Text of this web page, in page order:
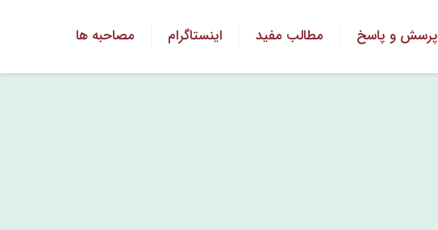
پرسش و پاسخ مطالب مفید اینستاگرام مصاحبه ها